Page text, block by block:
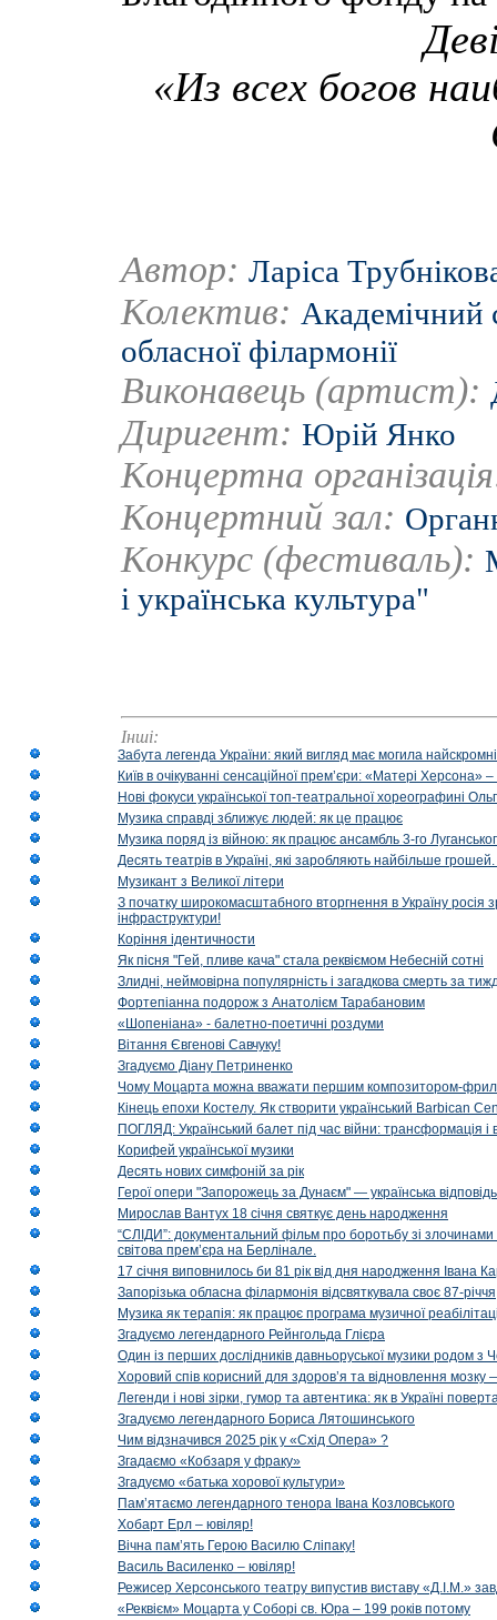
«Из всех богов
Автор: Ларіса
Колектив: Академічний
обласної філармонії
Виконавець (артист):
Диригент: Юрій Янко
Концертна
Концертний зал:
Конкурс (фестиваль):
і українська культура"
Інші:
Забута легенда України: який вигляд має могила
Київ в очікуванні сенсаційної прем’єри: «Матері
Нові фокуси української топ-театральної хореографині
Музика справді зближує людей: як це працює
Музика поряд із війною: як працює ансамбль 3-го
Десять театрів в Україні, які заробляють найбільше
Музикант з Великої літери
З початку широкомасштабного вторгнення в Україну росія
інфраструктури!
Коріння ідентичности
Як пісня "Гей, пливе кача" стала реквіємом Небесній сотні
Злидні, неймовірна популярність і загадкова смерть за
Фортепіанна подорож з Анатолієм Тарабановим
«Шопеніана» - балетно-поетичні роздуми
Вітання Євгенові Савчуку!
Згадуємо Діану Петриненко
Чому Моцарта можна вважати першим композитором-
Кінець епохи Костелу. Як створити український Barbican
ПОГЛЯД: Український балет під час війни: трансформація і
Корифей української музики
Десять нових симфоній за рік
Герої опери "Запорожець за Дунаєм" — українська
Мирослав Вантух 18 січня святкує день народження
“СЛІДИ”: документальний фільм про боротьбу зі
світова прем’єра на Берлінале.
17 січня виповнилось би 81 рік від дня народження Івана
Запорізька обласна філармонія відсвяткувала своє 87-річчя
Музика як терапія: як працює програма музичної
Згадуємо легендарного Рейнгольда Глієра
Один із перших дослідників давньоруської музики родом з
Хоровий спів корисний для здоров’я та відновлення мозку
Легенди і нові зірки, гумор та автентика: як в Україні
Згадуємо легендарного Бориса Лятошинського
Чим відзначився 2025 рік у «Схід Опера» ?
Згадаємо «Кобзаря у фраку»
Згадуємо «батька хорової культури»
Пам’ятаємо легендарного тенора Івана Козловського
Хобарт Ерл – ювіляр!
Вічна пам’ять Герою Василю Сліпаку!
Василь Василенко – ювіляр!
Режисер Херсонського театру випустив виставу «Д.І.М.»
«Реквієм» Моцарта у Соборі св. Юра – 199 років потому